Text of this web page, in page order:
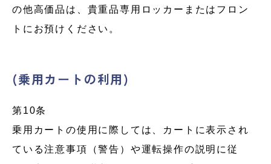
の他高価品は、貴重品専用ロッカーまたはフロン
トにお預けください。
(乗用カートの利用)
第10条
乗用カートの使用に際しては、カートに表示され
ている注意事項（警告）や運転操作の説明に従